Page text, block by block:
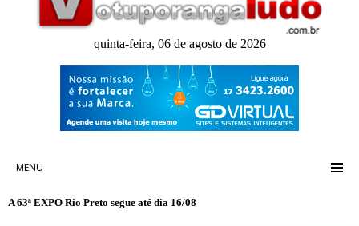
quinta-feira, 06 de agosto de 2026
MENU
A 63ª EXPO Rio Preto segue até dia 16/08